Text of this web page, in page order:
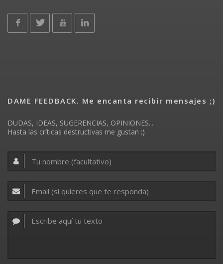
DAME FEEDBACK. Me encanta recibir mensajes ;)
DUDAS, IDEAS, SUGERENCIAS, OPINIONES...
Hasta las críticas destructivas me gustan ;)